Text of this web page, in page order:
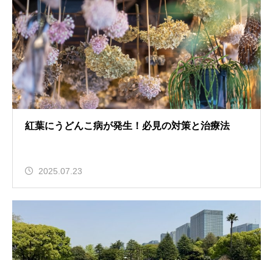
紅葉にうどんこ病が発生！必見の対策と治療法
2025.07.23